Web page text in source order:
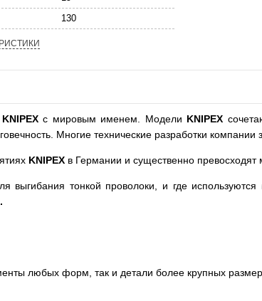
130
KNIPEXс мировым именем. Модели KNIPEX
Многие технические разработки компании
KNIPEX в Германии и существенно превосходят
выгибания тонкой проволоки, и где
любых форм, так и детали более крупных